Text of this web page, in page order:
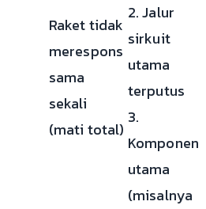
Raket tidak
merespons
sama
sekali
(mati total)
2. Jalur
sirkuit
utama
terputus
3.
Komponen
utama
(misalnya